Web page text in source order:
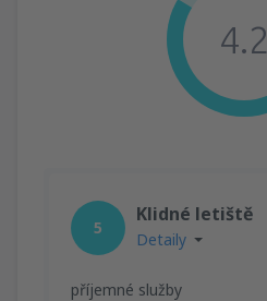
4.2
5
Klidné letiště
Detaily
příjemné služby